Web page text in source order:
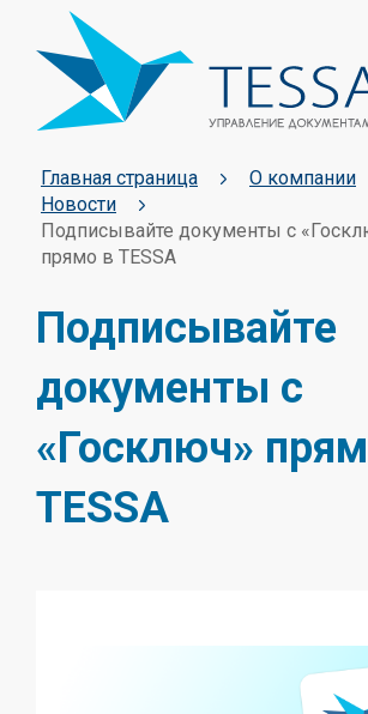
Главная страница
О компании
Новости
Подписывайте документы с
прямо в TESSA
Подписывайте
документы с
«Госключ»
TESSA